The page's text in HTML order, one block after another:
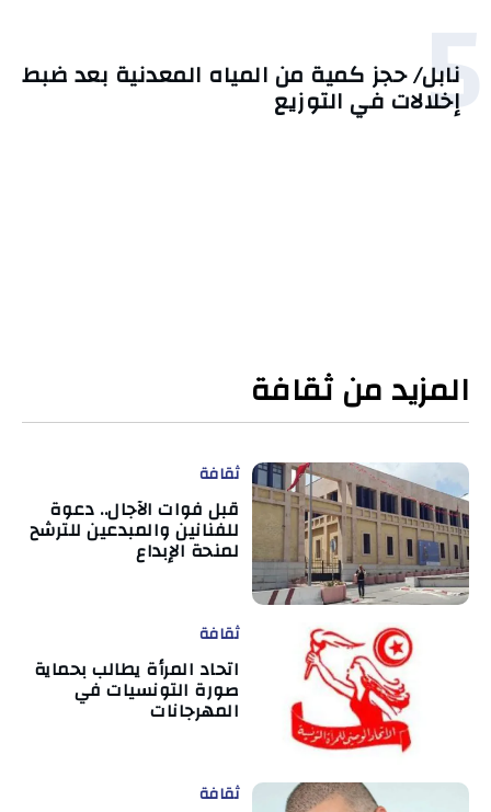
5
نابل/ حجز كمية من المياه المعدنية بعد ضبط
إخلالات في التوزيع
المزيد من ثقافة
ثقافة
قبل فوات الآجال.. دعوة
للفنانين والمبدعين للترشح
لمنحة الإبداع
ثقافة
اتحاد المرأة يطالب بحماية
صورة التونسيات في
المهرجانات
ثقافة